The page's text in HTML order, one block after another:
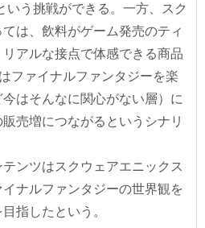
いう挑戦ができる。一方、スク
は、飲料がゲーム発売のティ
アルな接点で体感できる商品
ファイナルファンタジーを楽
はそんなに関心がない層）に
売増につながるというシナリ
ンツはスクウェアエニックス
ナルファンタジーの世界観を
指したという。